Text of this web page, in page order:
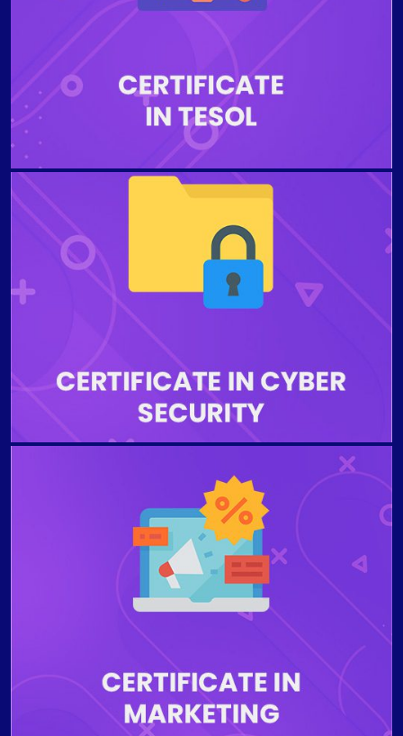
travaillez avec ces groupes d'âge. Ces certifications
spécialisées sont destinées aux enseignants certifiés
TEFL/TESOL ou expérimentés qui souhaitent
développer leurs compétences dans ce domaine très
demandé et se qualifier pour les meilleurs métiers
d'enseignant.
Le programme est conçu pour fournir aux étudiants
une connaissance démontrée de problèmes tels que
le piratage informatique et les cyberattaques dans le
domaine de la cybersécurité sans entreprendre aucun
niveau de compétence technique. Les étudiants qui
terminent le programme seront en mesure de
comprendre les meilleures stratégies pour maintenir la
confidentialité et la sécurité de l'organisation
Le programme est conçu pour préparer les étudiants
à communiquer la proposition de valeur des produits
et services d'une entreprise aux consommateurs ou à
d'autres entreprises afin d'assurer la viabilité
économique. Les étudiants qui terminent le
programme seront capables d'examiner les canaux
de marketing internationaux et les cinq étapes du
modèle de processus de prise de décision client, de
décrire les prix pour les marchés internationaux,
d'interpréter les stratégies de marketing mondiales,
de comprendre la vente personnelle et la gestion des
ventes à l'échelle mondiale.